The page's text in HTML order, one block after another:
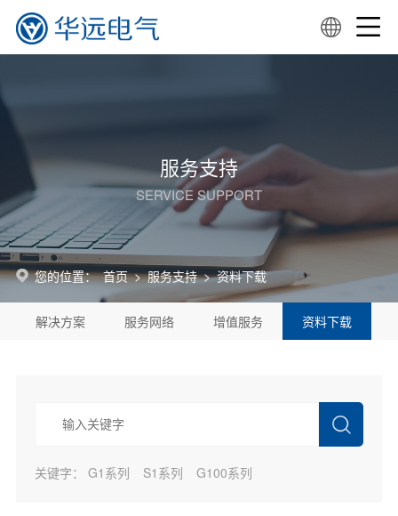
服务支持
SERVICE SUPPORT
您的位置： 首页 > 服务支持 > 资料下载
解决方案 服务网络 增值服务 资料下载
关键字： G1系列 S1系列 G100系列